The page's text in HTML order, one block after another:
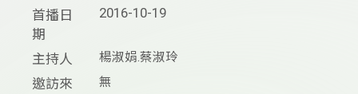
首播日
期
2016-10-19
主持人 楊淑娟.蔡淑玲
邀訪來
無